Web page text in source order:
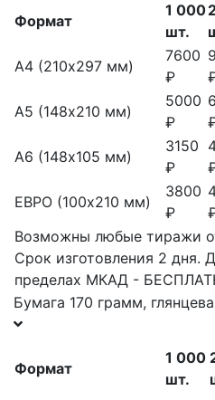
Формат
1 000
шт.
А4 (210х297 мм)
7600
₽
А5 (148х210 мм)
5000
₽
А6 (148х105 мм)
3150
₽
ЕВРО (100х210 мм)
3800
₽
Возможны любые тиражи
Срок изготовления 2 дня.
пределах МКАД -
Бумага 170 грамм,
Формат
1 000
шт.